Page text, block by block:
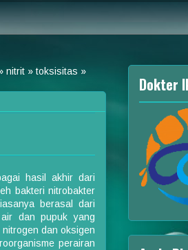
nitrit » toksisitas »
hasil akhir dari
bakteri nitrobakter
berasal dari
air dan pupuk yang
dan oksigen
perairan
Dokter